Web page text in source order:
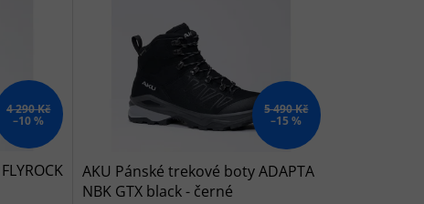
4 290 Kč
–10 %
5 490 Kč
–15 %
AKU Pánské trekové boty ADAPTA
NBK GTX black - černé